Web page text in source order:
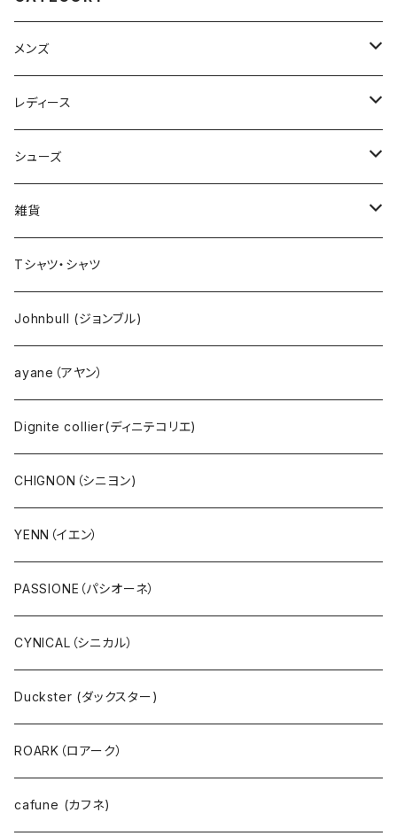
メンズ
Johnbull（ジョンブル）
ROARK（ロアーク）
kelen（ケレン）
NANGA（ナンガ）
go slow caravan（ゴースローキャラバン）
AOZORA（あおぞら）
COBMASTER（コブマスター）
Ｔシャツ・シャツ（長袖）
Ｔシャツ・シャツ（5・7分袖）
Ｔシャツ・シャツ（半袖）
プルオーバー
パーカ・フード
サーマル・ワッフル
カーディガン
レディース
Johnbull (ジョンブル)
ayane（アヤン）
Dignite collier（ディニテ コリエ）
CHIGNON（シニヨン）
YENN（イエン）
PASSIONE（パシオーネ）
cafune (カフネ)
RILATO（リラート）
MONiLE（モニーレ）
ANTGAUGE（アントゲージ）
C.C.CROSS（シーシークロス）
ROSIEE（ロージー）
go slow caravan（ゴースローキャラバン）
シューズ
ASFVLT（アスファルト）
EMU(エミュー )
bueno (ブエノ)
PUPE（プーペ）
NANGA（ナンガ）
雑貨
バッグ
エプロン
帽子
サングラス
Tシャツ・シャツ
Johnbull (ジョンブル)
ayane（アヤン）
Dignite collier(ディニテコリエ)
CHIGNON（シニヨン)
YENN（イエン）
PASSIONE（パシオーネ）
CYNICAL（シニカル）
Duckster (ダックスター)
ROARK（ロアーク）
cafune (カフネ)